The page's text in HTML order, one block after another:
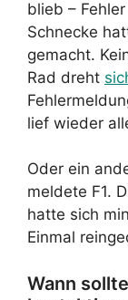
blieb – Fehler
Schnecke
gemacht.
Rad dreht
lief wieder
Oder ein
meldete F1.
hatte sich
Einmal
Wann